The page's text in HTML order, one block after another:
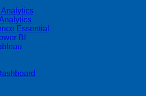
Analytics
Essential
BI